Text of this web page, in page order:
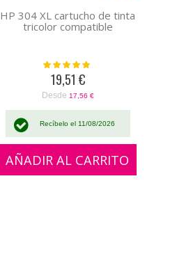
HP 304 XL cartucho de tinta
tricolor compatible
Valoración:
19,51 €
Desde 17,56 €
Recíbelo el 11/08/2026
AÑADIR AL CARRITO